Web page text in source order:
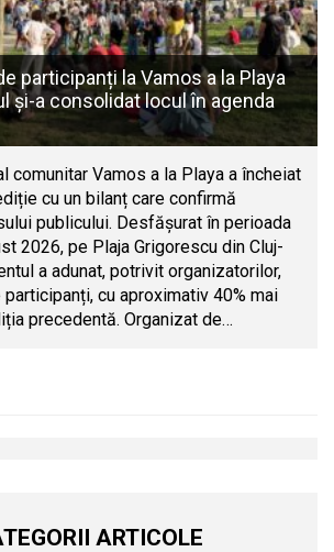
participanți la Vamos a la Playa
și-a consolidat locul în agenda
comunitar Vamos a la Playa a încheiat
cu un bilanț care confirmă
publicului. Desfășurat în perioada
2026, pe Plaja Grigorescu din Cluj-
a adunat, potrivit organizatorilor,
cu aproximativ 40% mai
precedentă. Organizat de…
ARTICOLE